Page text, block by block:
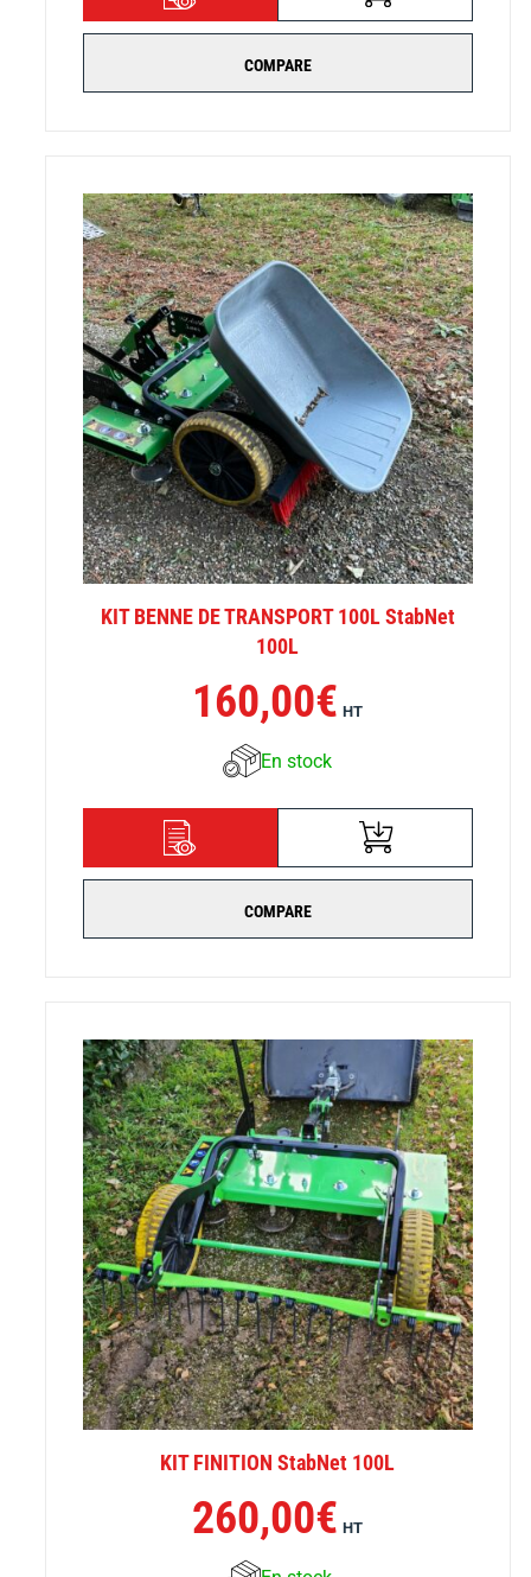
COMPARE
KIT BENNE DE TRANSPORT 100L StabNet
100L
160,00€ HT
En stock
COMPARE
AJOUTER AU
DÉTAILS
KIT FINITION StabNet 100L
260,00€ HT